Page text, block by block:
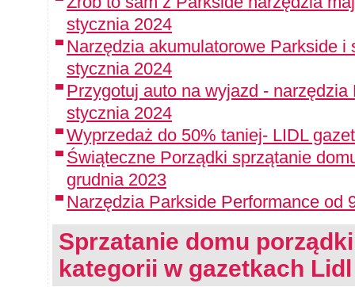
stycznia 2024
Narzędzia akumulatorowe Parkside i
stycznia 2024
Przygotuj auto na wyjazd -
stycznia 2024
Wyprzedaż do 50% taniej- LIDL
Świąteczne Porządki sprzątanie
grudnia 2023
Narzędzia Parkside Performance od
Sprzatanie domu
kategorii w gazetkach Lidl